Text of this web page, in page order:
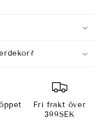
Fri frakt över
399SEK